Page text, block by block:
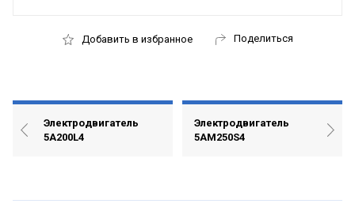
Добавить в избранное Поделиться
Электродвигатель
5А200L4
Электродвигатель
5АМ250S4